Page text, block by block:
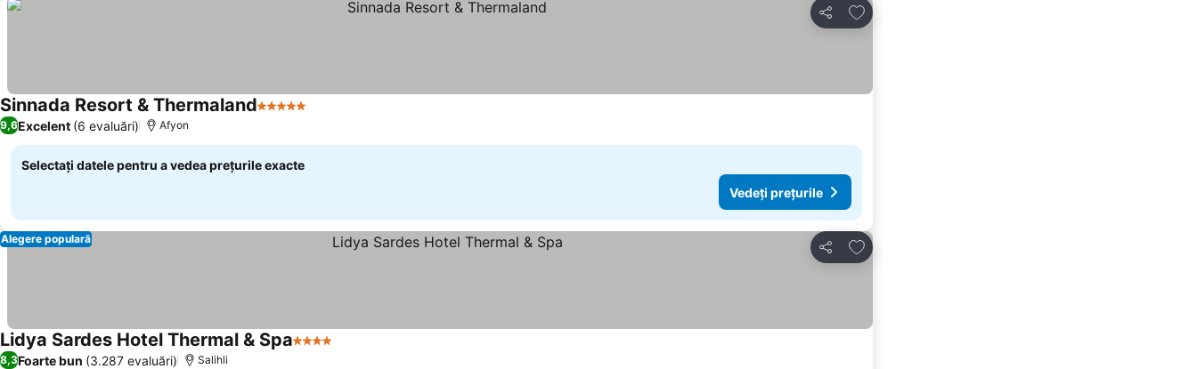
Distribuiți
Adăugaţi la favorite
Sinnada Resort & Thermaland5 Stele
9,6Excelent (6 evaluări) Afyon
Selectați datele pentru a vedea prețurile exacte
Vedeți prețurile
Distribuiți
Adăugaţi la favorite
Alegere populară
Lidya Sardes Hotel Thermal & Spa4 Stele
8,3Foarte bun (3.287 evaluări) Salihli